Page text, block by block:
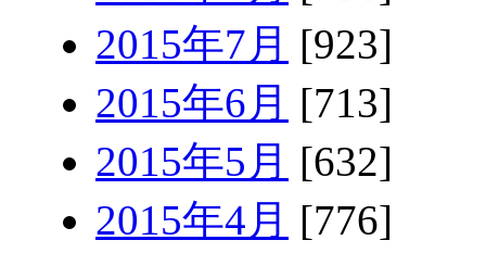
2015年7月 [923]
2015年6月 [713]
2015年5月 [632]
2015年4月 [776]